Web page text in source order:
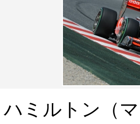
ミルトン（